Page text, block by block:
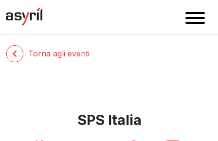
Torna agli eventi
SPS Italia